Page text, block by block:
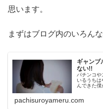
思います。
まずはブログ内のいろん
ギャンブ
ない!!
パチンコ
いるうちは
んできた僕
pachisuroyameru.com